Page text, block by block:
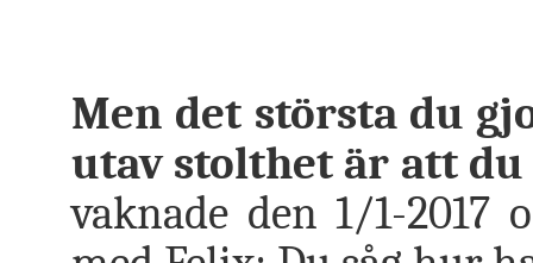
Men det största du
utav stolthet är att
vaknade den 1/1-